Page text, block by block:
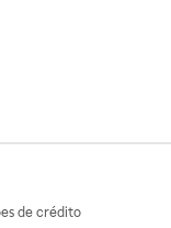
de crédito